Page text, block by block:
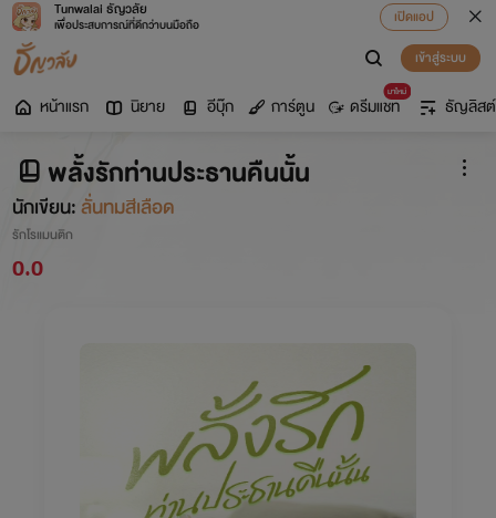
Tunwalai ธัญวลัย
เพื่อประสบการณ์ที่ดีกว่าบนมือถือ
เปิดแอป
เข้าสู่ระบบ
หน้าแรก นิยาย อีบุ๊ก การ์ตูน
มาใหม่
ดรีมแชท ธัญลิสต์
พลั้งรักท่านประธานคืนนั้น
นักเขียน:ลั่นทมสีเลือด
รักโรแมนติก
0.0